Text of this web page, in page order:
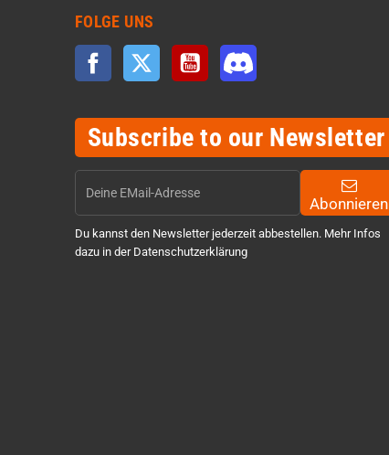
FOLGE UNS
Facebook Twitter YouTube
Subscribe to our Newsletter
Abonnieren
Du kannst den Newsletter jederzeit abbestellen. Mehr Infos
dazu in der Datenschutzerklärung